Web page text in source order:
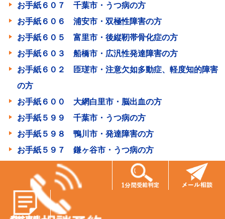
お手紙６０７ 千葉市・うつ病の方
お手紙６０６ 浦安市・双極性障害の方
お手紙６０５ 富里市・後縦靭帯骨化症の方
お手紙６０３ 船橋市・広汎性発達障害の方
お手紙６０２ 匝瑳市・注意欠如多動症、軽度知的障害
の方
お手紙６００ 大網白里市・脳出血の方
お手紙５９９ 千葉市・うつ病の方
お手紙５９８ 鴨川市・発達障害の方
お手紙５９７ 鎌ヶ谷市・うつ病の方
お手紙５９６ 東京都・脳出血の方
お手紙５９３ 八千代市・双極性感情障害の方
お手紙５９２ 君津市・双極性感情障害の方
お手紙５９１ さいたま市・うつ病の方